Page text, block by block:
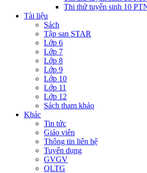
Thi thử tuyển sinh 10
Tài liệu
Sách
Tập san STAR
Lớp 6
Lớp 7
Lớp 8
Lớp 9
Lớp 10
Lớp 11
Lớp 12
Sách tham khảo
Khác
Tin tức
Giáo viên
Thông tin liên hệ
Tuyển dụng
GVGV
QLTG